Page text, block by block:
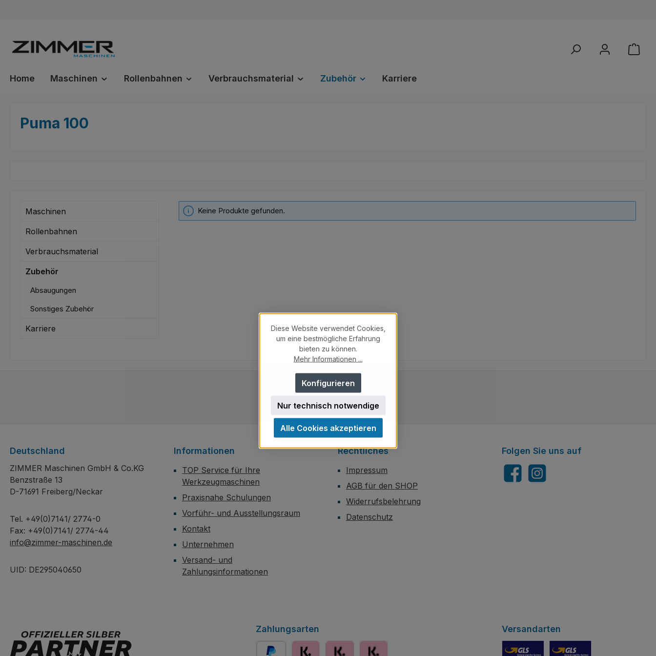
Home Maschinen Rollenbahnen Verbrauchsmaterial Zubehör Karriere
Puma 100
Maschinen
Rollenbahnen
Verbrauchsmaterial
Zubehör
Absaugungen
Sonstiges Zubehör
Karriere
Keine Produkte gefunden.
Informationen
TOP Service für Ihre
Werkzeugmaschinen
Praxisnahe Schulungen
Vorführ- und Ausstellungsraum
Kontakt
Unternehmen
Versand- und
Zahlungsinformationen
Rechtliches
Impressum
AGB für den SHOP
Widerrufsbelehrung
Datenschutz
Zahlungsarten Versandarten
Deutschland
ZIMMER Maschinen GmbH & Co.KG
Benzstraße 13
D-71691 Freiberg/Neckar
Tel. +49(0)7141/ 2774-0
Fax: +49(0)7141/ 2774-44
info@zimmer-maschinen.de
UID: DE295040650
Folgen Sie uns auf
FacebookInstagram
Diese Website verwendet Cookies,
um eine bestmögliche Erfahrung
bieten zu können.
Mehr Informationen ...
Nur technisch notwendige
Konfigurieren
Alle Cookies akzeptieren